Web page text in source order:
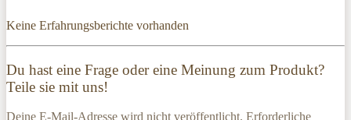
Keine Erfahrungsberichte vorhanden
Du hast eine Frage oder eine Meinung zum Produkt?
Teile sie mit uns!
Deine E-Mail-Adresse wird nicht veröffentlicht. Erforderliche